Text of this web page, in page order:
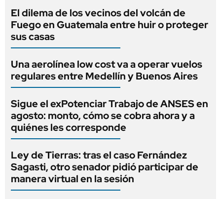
El dilema de los vecinos del volcán de
Fuego en Guatemala entre huir o proteger
sus casas
Una aerolínea low cost va a operar vuelos
regulares entre Medellín y Buenos Aires
Sigue el exPotenciar Trabajo de ANSES en
agosto: monto, cómo se cobra ahora y a
quiénes les corresponde
Ley de Tierras: tras el caso Fernández
Sagasti, otro senador pidió participar de
manera virtual en la sesión